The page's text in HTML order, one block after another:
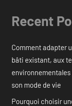
Recent
Comment adapter
bâti existant, aux
son mode de vie
Pourquoi choisir